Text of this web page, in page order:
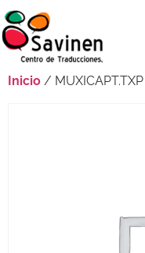
Inicio / MUXICAPT.TXP